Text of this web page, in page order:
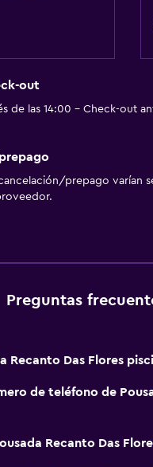
y transporte
privado
adecuación
out
de las 14:00 - Check-out
prepago varían
Preguntas
Recanto Das Flores
de teléfono de
Recanto Das